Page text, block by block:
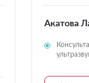
Акатова